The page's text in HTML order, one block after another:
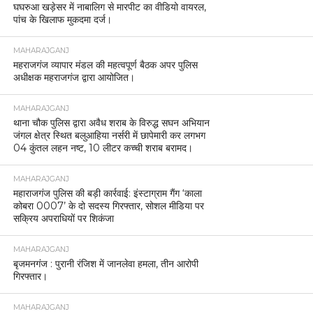
घघरुआ खड़ेसर में नाबालिग से मारपीट का वीडियो वायरल,
पांच के खिलाफ मुकदमा दर्ज।
MAHARAJGANJ
महराजगंज व्यापार मंडल की महत्वपूर्ण बैठक अपर पुलिस
अधीक्षक महराजगंज द्वारा आयोजित।
MAHARAJGANJ
थाना चौक पुलिस द्वारा अवैध शराब के विरुद्ध सघन अभियान
जंगल क्षेत्र स्थित बलुआहिया नर्सरी में छापेमारी कर लगभग
04 कुंतल लहन नष्ट, 10 लीटर कच्ची शराब बरामद।
MAHARAJGANJ
महाराजगंज पुलिस की बड़ी कार्रवाई: इंस्टाग्राम गैंग ‘काला
कोबरा 0007’ के दो सदस्य गिरफ्तार, सोशल मीडिया पर
सक्रिय अपराधियों पर शिकंजा
MAHARAJGANJ
बृजमनगंज : पुरानी रंजिश में जानलेवा हमला, तीन आरोपी
गिरफ्तार।
MAHARAJGANJ